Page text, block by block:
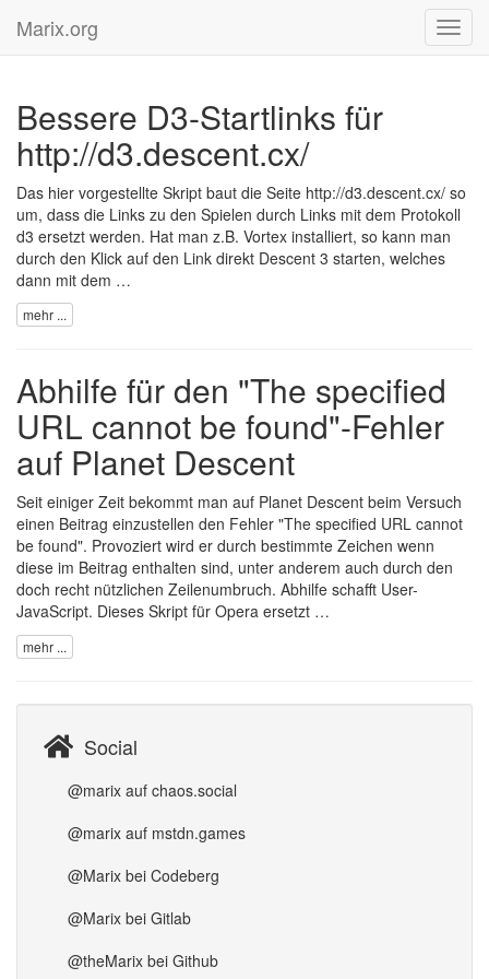
Marix.org
Bessere D3-Startlinks für
http://d3.descent.cx/
Das hier vorgestellte Skript baut die Seite http://d3.descent.cx/ so
um, dass die Links zu den Spielen durch Links mit dem Protokoll
d3 ersetzt werden. Hat man z.B. Vortex installiert, so kann man
durch den Klick auf den Link direkt Descent 3 starten, welches
dann mit dem …
mehr ...
Abhilfe für den "The specified
URL cannot be found"-Fehler
auf Planet Descent
Seit einiger Zeit bekommt man auf Planet Descent beim Versuch
einen Beitrag einzustellen den Fehler "The specified URL cannot
be found". Provoziert wird er durch bestimmte Zeichen wenn
diese im Beitrag enthalten sind, unter anderem auch durch den
doch recht nützlichen Zeilenumbruch. Abhilfe schafft User-
JavaScript. Dieses Skript für Opera ersetzt …
mehr ...
Social
@marix auf chaos.social
@marix auf mstdn.games
@Marix bei Codeberg
@Marix bei Gitlab
@theMarix bei Github